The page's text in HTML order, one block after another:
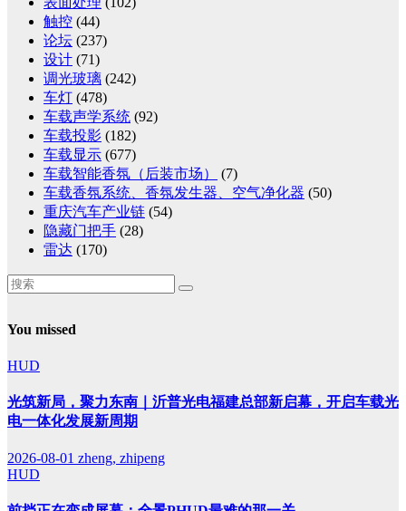
触控 (44)
论坛 (237)
设计 (71)
调光玻璃 (242)
车灯 (478)
车载声学系统 (92)
车载投影 (182)
车载显示 (677)
车载智能香氛（后装市场）
(7)
车载香氛系统、香氛发生器、空气净化器 (50)
重庆汽车产业链 (54)
隐藏门把手 (28)
雷达 (170)
You missed
HUD
光筑新局，聚力东南｜沂普光电福建总部新启幕，开启车载光
电一体化发展新周期
2026-08-01 zheng, zhipeng
HUD